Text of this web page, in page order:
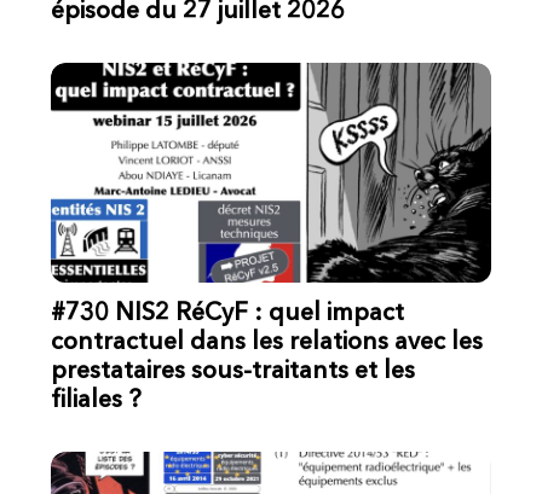
épisode du 27 juillet 2026
#730 NIS2 RéCyF : quel impact
contractuel dans les relations avec les
prestataires sous-traitants et les
filiales ?